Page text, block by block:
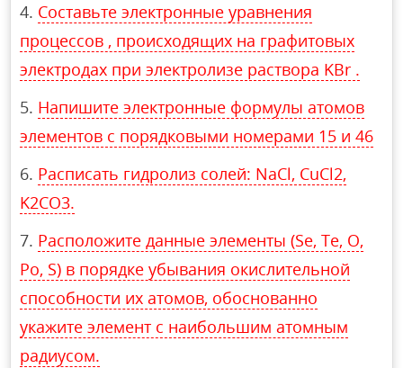
Составьте электронные уравнения
процессов , происходящих на графитовых
электродах при электролизе раствора KBr .
Напишите электронные формулы атомов
элементов с порядковыми номерами 15 и 46
Расписать гидролиз солей: NaCl, CuCl2,
K2CO3.
Расположите данные элементы (Se, Te, O,
Po, S) в порядке убывания окислительной
способности их атомов, обоснованно
укажите элемент с наибольшим атомным
радиусом.